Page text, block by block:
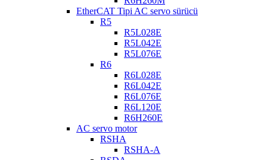
EtherCAT Tipi AC servo sürücü
R5
R5L028E
R5L042E
R5L076E
R6
R6L028E
R6L042E
R6L076E
R6L120E
R6H260E
AC servo motor
RSHA
RSHA-A